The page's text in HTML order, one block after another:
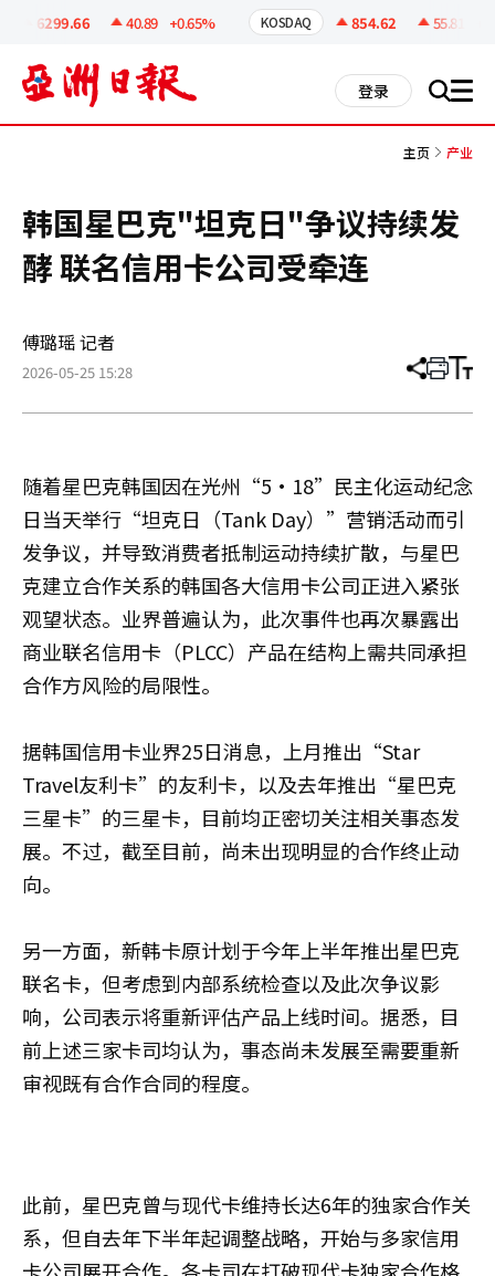
6299.66 40.89 +0.65% KOSDAQ 854.62 55.81
登录 搜 all
主页 产业
韩国星巴克"坦克日"争议持续发
酵 联名信用卡公司受牵连
傅璐瑶 记者
2026-05-25 15:28 分
章
打 调
小
随着星巴克韩国因在光州“5·18”民主化运动纪念
日当天举行“坦克日（Tank Day）”营销活动而引
发争议，并导致消费者抵制运动持续扩散，与星巴
克建立合作关系的韩国各大信用卡公司正进入紧张
观望状态。业界普遍认为，此次事件也再次暴露出
商业联名信用卡（PLCC）产品在结构上需共同承担
合作方风险的局限性。
据韩国信用卡业界25日消息，上月推出“Star
Travel友利卡”的友利卡，以及去年推出“星巴克
三星卡”的三星卡，目前均正密切关注相关事态发
展。不过，截至目前，尚未出现明显的合作终止动
向。
另一方面，新韩卡原计划于今年上半年推出星巴克
联名卡，但考虑到内部系统检查以及此次争议影
响，公司表示将重新评估产品上线时间。据悉，目
前上述三家卡司均认为，事态尚未发展至需要重新
审视既有合作合同的程度。
此前，星巴克曾与现代卡维持长达6年的独家合作关
系，但自去年下半年起调整战略，开始与多家信用